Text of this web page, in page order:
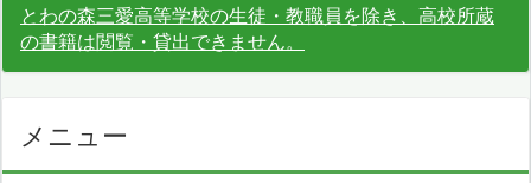
とわの森三愛高等学校の生徒・教職員を除き、高校所蔵
の書籍は閲覧・貸出できません。
メニュー